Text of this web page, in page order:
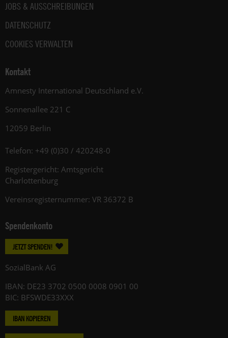
JOBS & AUSSCHREIBUNGEN
DATENSCHUTZ
COOKIES VERWALTEN
Kontakt
Amnesty International Deutschland e.V.
Sonnenallee 221 C
12059 Berlin
Telefon: +49 (0)30 / 420248-0
Registergericht: Amtsgericht
Charlottenburg
Vereinsregisternummer: VR 36372 B
Spendenkonto
JETZT SPENDEN!
SozialBank AG
IBAN: DE23 3702 0500 0008 0901 00
BIC: BFSWDE33XXX
IBAN KOPIEREN